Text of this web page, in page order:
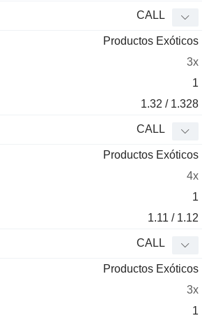
CALL
Productos Exóticos
3x
1
1.32 / 1.328
CALL
Productos Exóticos
4x
1
1.11 / 1.12
CALL
Productos Exóticos
3x
1